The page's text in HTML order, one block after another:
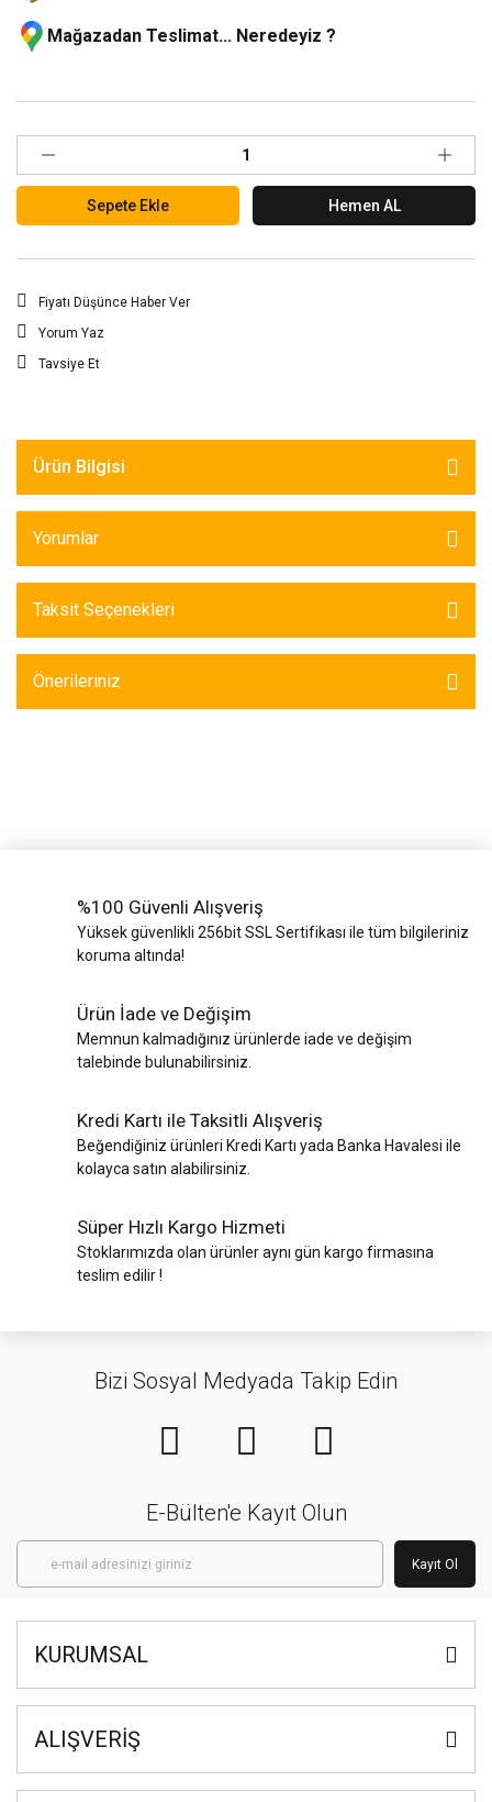
Mağazadan Teslimat... Neredeyiz ?
Sepete Ekle Hemen AL
Fiyatı Düşünce Haber Ver
Yorum Yaz
Tavsiye Et
Ürün Bilgisi
Yorumlar
Taksit Seçenekleri
Önerileriniz
%100 Güvenli Alışveriş
Yüksek güvenlikli 256bit SSL Sertifikası ile tüm bilgileriniz
koruma altında!
Ürün İade ve Değişim
Memnun kalmadığınız ürünlerde iade ve değişim
talebinde bulunabilirsiniz.
Kredi Kartı ile Taksitli Alışveriş
Beğendiğiniz ürünleri Kredi Kartı yada Banka Havalesi ile
kolayca satın alabilirsiniz.
Süper Hızlı Kargo Hizmeti
Stoklarımızda olan ürünler aynı gün kargo firmasına
teslim edilir !
Bizi Sosyal Medyada Takip Edin
E-Bülten'e Kayıt Olun
Kayıt Ol
KURUMSAL
ALIŞVERİŞ